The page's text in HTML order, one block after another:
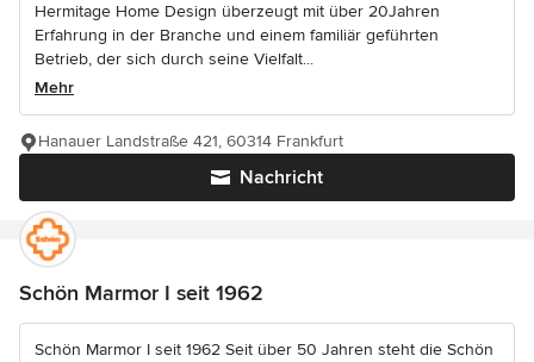
Hermitage Home Design überzeugt mit über 20Jahren
Erfahrung in der Branche und einem familiär geführten
Betrieb, der sich durch seine Vielfalt...
Mehr
Nachricht
Hanauer Landstraße 421, 60314 Frankfurt
Schön Marmor I seit 1962
Schön Marmor I seit 1962 Seit über 50 Jahren steht die Schön